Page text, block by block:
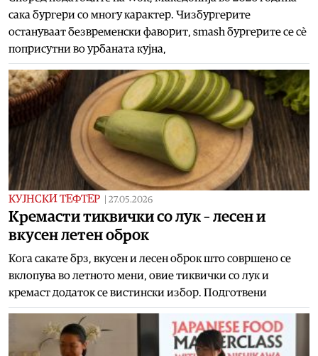
сака бургери со многу карактер. Чизбургерите
остануваат безвременски фаворит, smash бургерите се сè
поприсутни во урбаната кујна,
КУЈНСКИ ТЕФТЕР 27.05.2026
Кремасти тиквички со лук – лесен и
вкусен летен оброк
Кога сакате брз, вкусен и лесен оброк што совршено се
вклопува во летното мени, овие тиквички со лук и
кремаст додаток се вистински избор. Подготвени